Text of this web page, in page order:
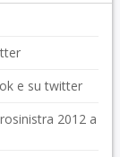
e su twitter
2012 a